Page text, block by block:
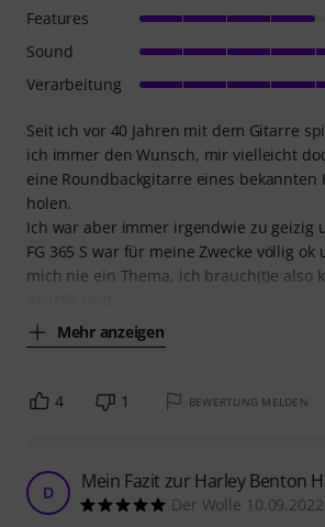
Seit ich vor 40 Jahren mit dem Gitarre
ich immer den Wunsch, mir vielleicht
eine Roundbackgitarre eines bekannten
holen.
Ich war aber immer irgendwie zu geizig
FG 365 S war für meine Zwecke völlig
mich nie ein Thema, ich brauch(t)e also
Mehr anzeigen
Features
Sound
Verarbeitung
4 1 BEWERTUNG MELDEN
D Mein Fazit zur Harley Benton
Der Wolle 10.09.2022